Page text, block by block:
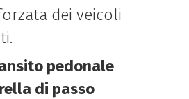
dei veicoli
pedonale
di passo